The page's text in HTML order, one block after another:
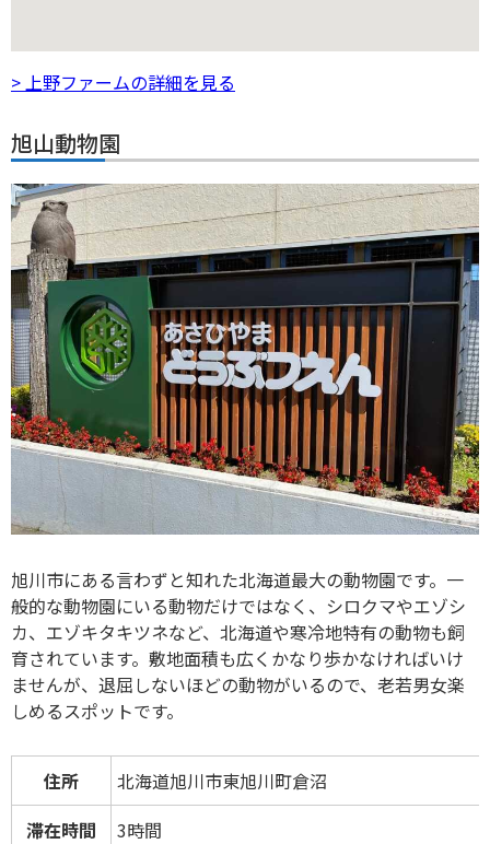
> 上野ファームの詳細を見る
旭山動物園
旭川市にある言わずと知れた北海道最大の動物園です。一
般的な動物園にいる動物だけではなく、シロクマやエゾシ
カ、エゾキタキツネなど、北海道や寒冷地特有の動物も飼
育されています。敷地面積も広くかなり歩かなければいけ
ませんが、退屈しないほどの動物がいるので、老若男女楽
しめるスポットです。
住所
北海道旭川市東旭川町倉沼
滞在時間
3時間